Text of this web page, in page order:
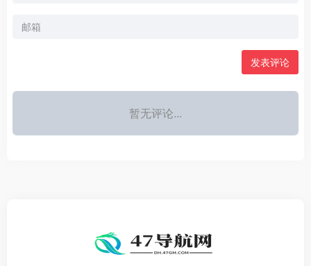
发表评论
暂无评论...